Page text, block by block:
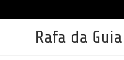
Rafa da Guia